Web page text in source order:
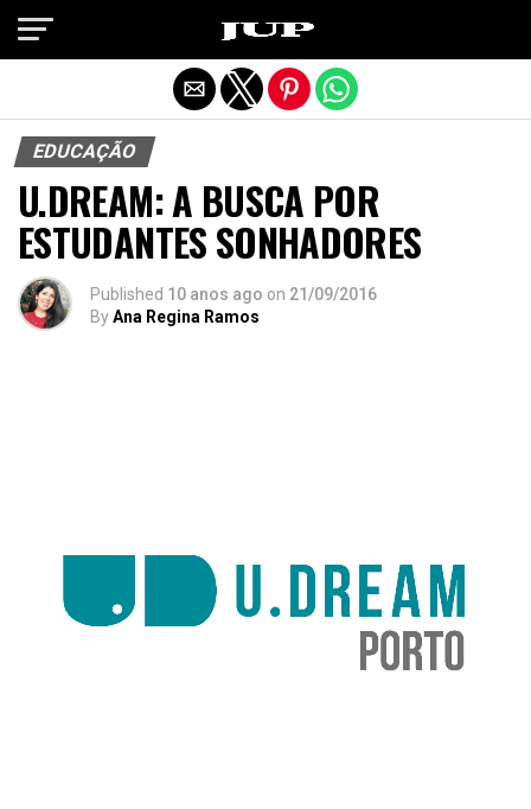
EDUCAÇÃO
U.DREAM: A BUSCA POR
ESTUDANTES SONHADORES
Published 10 anos ago on 21/09/2016
ByAna Regina Ramos
Exit mobile version